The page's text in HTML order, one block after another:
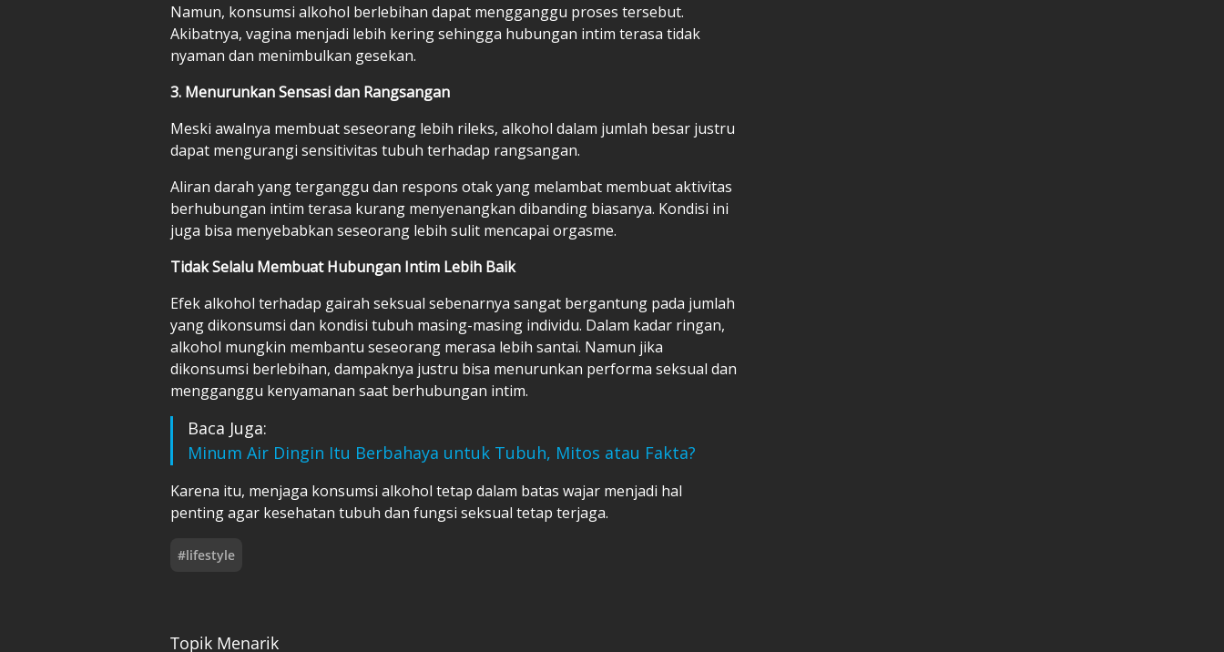
Namun, konsumsi alkohol berlebihan dapat mengganggu proses tersebut.
Akibatnya, vagina menjadi lebih kering sehingga hubungan intim terasa tidak
nyaman dan menimbulkan gesekan.
3. Menurunkan Sensasi dan Rangsangan
Meski awalnya membuat seseorang lebih rileks, alkohol dalam jumlah besar justru
dapat mengurangi sensitivitas tubuh terhadap rangsangan.
Aliran darah yang terganggu dan respons otak yang melambat membuat aktivitas
berhubungan intim terasa kurang menyenangkan dibanding biasanya. Kondisi ini
juga bisa menyebabkan seseorang lebih sulit mencapai orgasme.
Tidak Selalu Membuat Hubungan Intim Lebih Baik
Efek alkohol terhadap gairah seksual sebenarnya sangat bergantung pada jumlah
yang dikonsumsi dan kondisi tubuh masing-masing individu. Dalam kadar ringan,
alkohol mungkin membantu seseorang merasa lebih santai. Namun jika
dikonsumsi berlebihan, dampaknya justru bisa menurunkan performa seksual dan
mengganggu kenyamanan saat berhubungan intim.
Baca Juga:
Minum Air Dingin Itu Berbahaya untuk Tubuh, Mitos atau Fakta?
Karena itu, menjaga konsumsi alkohol tetap dalam batas wajar menjadi hal
penting agar kesehatan tubuh dan fungsi seksual tetap terjaga.
#lifestyle
Topik Menarik